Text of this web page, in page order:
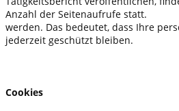
Anzahl der Seitenaufrufe statt.
werden. Das bedeutet, dass Ihre
jederzeit geschützt bleiben.
Cookies